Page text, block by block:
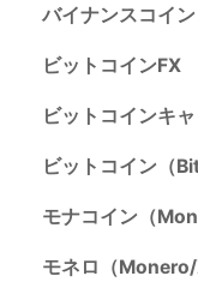
バイナンスコイ
ビットコインFX
ビットコインキ
ビットコイン（
モナコイン（
モネロ（Monero/